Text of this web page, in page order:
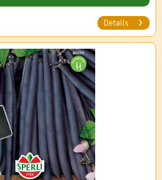
Details